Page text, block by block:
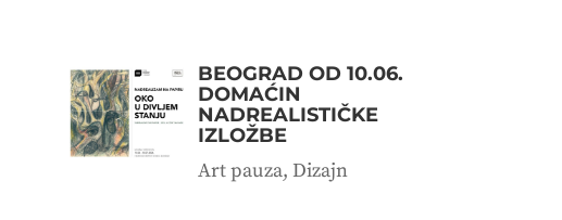
BEOGRAD OD 10.06.
DOMAĆIN
NADREALISTIČKE
IZLOŽBE
Art pauza, Dizajn